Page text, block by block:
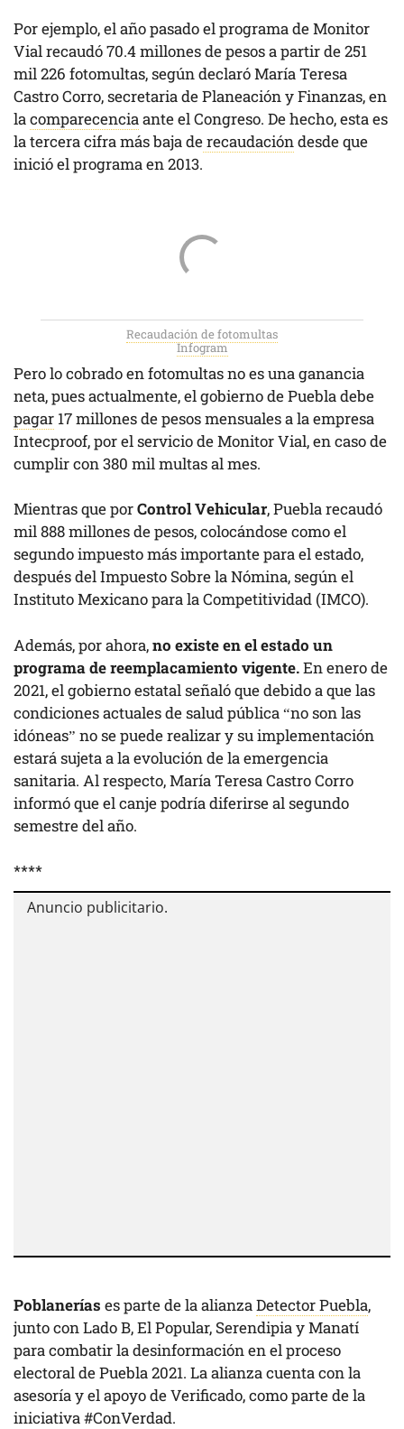
Por ejemplo, el año pasado el programa de Monitor
Vial recaudó 70.4 millones de pesos a partir de 251
mil 226 fotomultas, según declaró María Teresa
Castro Corro, secretaria de Planeación y Finanzas, en
lacomparecenciaante el Congreso. De hecho, esta es
la tercera cifra más baja derecaudacióndesde que
inició el programa en 2013.
Recaudación de fotomultas
Infogram
Pero lo cobrado en fotomultas no es una ganancia
neta, pues actualmente, el gobierno de Puebla debe
pagar 17 millones de pesos mensuales a la empresa
Intecproof, por el servicio de Monitor Vial, en caso de
cumplir con 380 mil multas al mes.
Mientras que porControl Vehicular, Puebla recaudó
mil 888 millones de pesos, colocándose como el
segundo impuesto más importante para el estado,
después del Impuesto Sobre la Nómina, según el
Instituto Mexicano para la Competitividad (IMCO).
Además, por ahora,no existe en el estado un
programa de reemplacamiento vigente.En enero de
2021, el gobierno estatal señaló que debido a que las
condiciones actuales de salud pública “no son las
idóneas” no se puede realizar y su implementación
estará sujeta a la evolución de la emergencia
sanitaria. Al respecto, María Teresa Castro Corro
informó que el canje podría diferirse al segundo
semestre del año.
****
Poblanerías es parte de la alianza Detector Puebla,
junto con Lado B, El Popular, Serendipia y Manatí
para combatir la desinformación en el proceso
electoral de Puebla 2021. La alianza cuenta con la
asesoría y el apoyo de Verificado, como parte de la
iniciativa #ConVerdad.